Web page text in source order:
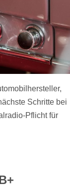
Schritte bei
Pflicht für